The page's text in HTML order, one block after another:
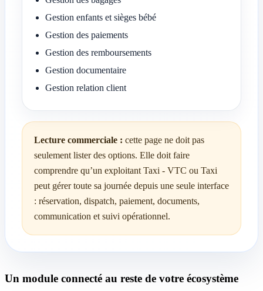
Gestion enfants et sièges bébé
Gestion des paiements
Gestion des remboursements
Gestion documentaire
Gestion relation client
Lecture commerciale : cette page ne doit pas
seulement lister des options. Elle doit faire
comprendre qu’un exploitant Taxi - VTC ou Taxi
peut gérer toute sa journée depuis une seule interface
: réservation, dispatch, paiement, documents,
communication et suivi opérationnel.
Un module connecté au reste de votre écosystème